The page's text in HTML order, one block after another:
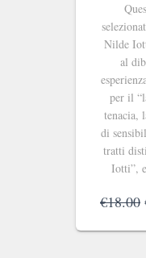
Nilde
al
per il
tenacia,
di
tratti
Iotti”,
€18.00